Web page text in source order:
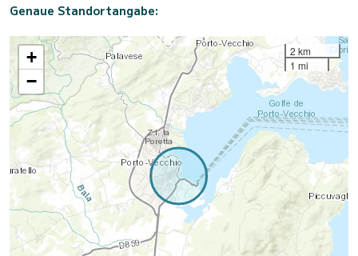
Genaue Standortangabe:
+
−
2 km
1 mi